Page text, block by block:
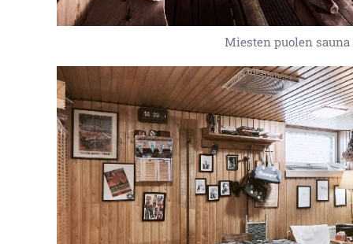
Miesten puolen sauna